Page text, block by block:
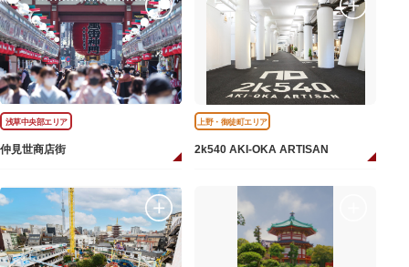
浅草中央部エリア
仲見世商店街
上野・御徒町エリア
2k540 AKI-OKA ARTISAN